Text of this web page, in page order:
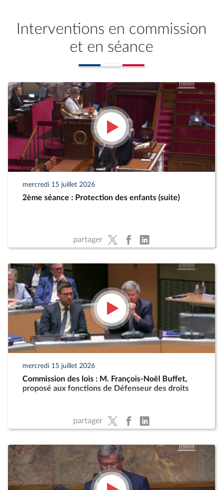
Interventions en commission
et en séance
mercredi 15 juillet 2026
2ème séance : Protection des enfants (suite)
partager
mercredi 15 juillet 2026
Commission des lois : M. François-Noël Buffet,
proposé aux fonctions de Défenseur des droits
partager